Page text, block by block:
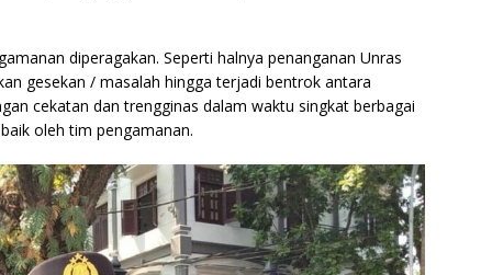
diperagakan. Seperti halnya penanganan Unras
gesekan / masalah hingga terjadi bentrok antara
cekatan dan trengginas dalam waktu singkat berbagai
oleh tim pengamanan.